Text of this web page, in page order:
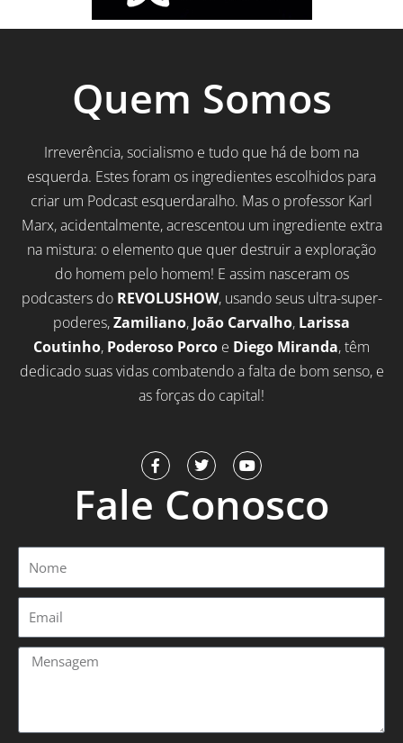
Quem Somos
Irreverência, socialismo e tudo que há de bom na
esquerda. Estes foram os ingredientes escolhidos para
criar um Podcast esquerdaralho. Mas o professor Karl
Marx, acidentalmente, acrescentou um ingrediente extra
na mistura: o elemento que quer destruir a exploração
do homem pelo homem! E assim nasceram os
podcasters do REVOLUSHOW, usando seus ultra-super-
poderes,Zamiliano, João Carvalho, Larissa
Coutinho, Poderoso Porco e Diego Miranda, têm
dedicado suas vidas combatendo a falta de bom senso, e
as forças do capital!
F
a
c
o
f
T
w
i
t
t
r
Y
o
u
t
u
e
Fale Conosco
Mensagem